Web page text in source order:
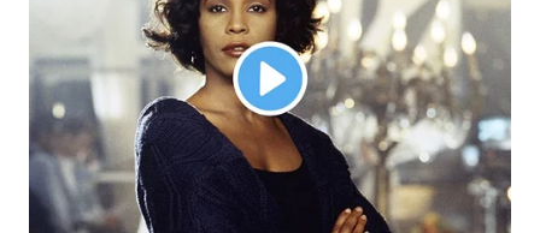
WN
KALBAR
WN
KALTENG